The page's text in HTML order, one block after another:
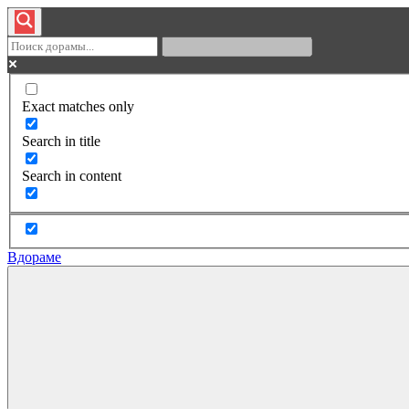
Exact matches only
Search in title
Search in content
Вдораме